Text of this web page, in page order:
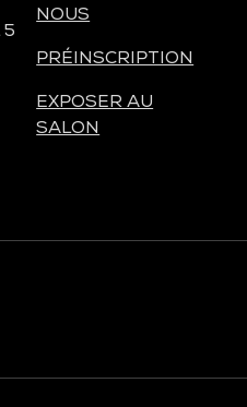
5
NOUS
PRÉINSCRIPTION
EXPOSER AU
SALON